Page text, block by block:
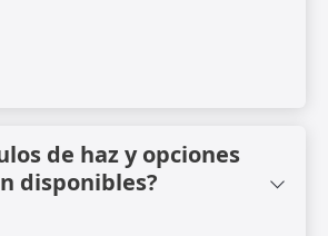
de haz y opciones
disponibles?